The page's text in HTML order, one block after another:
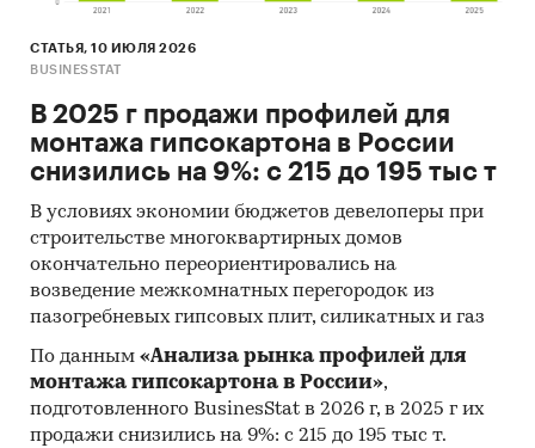
СТАТЬЯ, 10 ИЮЛЯ 2026
BUSINESSTAT
В 2025 г продажи профилей для
монтажа гипсокартона в России
снизились на 9%: с 215 до 195 тыс т
В условиях экономии бюджетов девелоперы при
строительстве многоквартирных домов
окончательно переориентировались на
возведение межкомнатных перегородок из
пазогребневых гипсовых плит, силикатных и газ
По данным «Анализа рынка профилей для
монтажа гипсокартона в России»,
подготовленного BusinesStat в 2026 г, в 2025 г их
продажи снизились на 9%: с 215 до 195 тыс т.